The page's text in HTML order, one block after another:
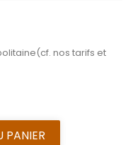
nos tarifs et
PANIER